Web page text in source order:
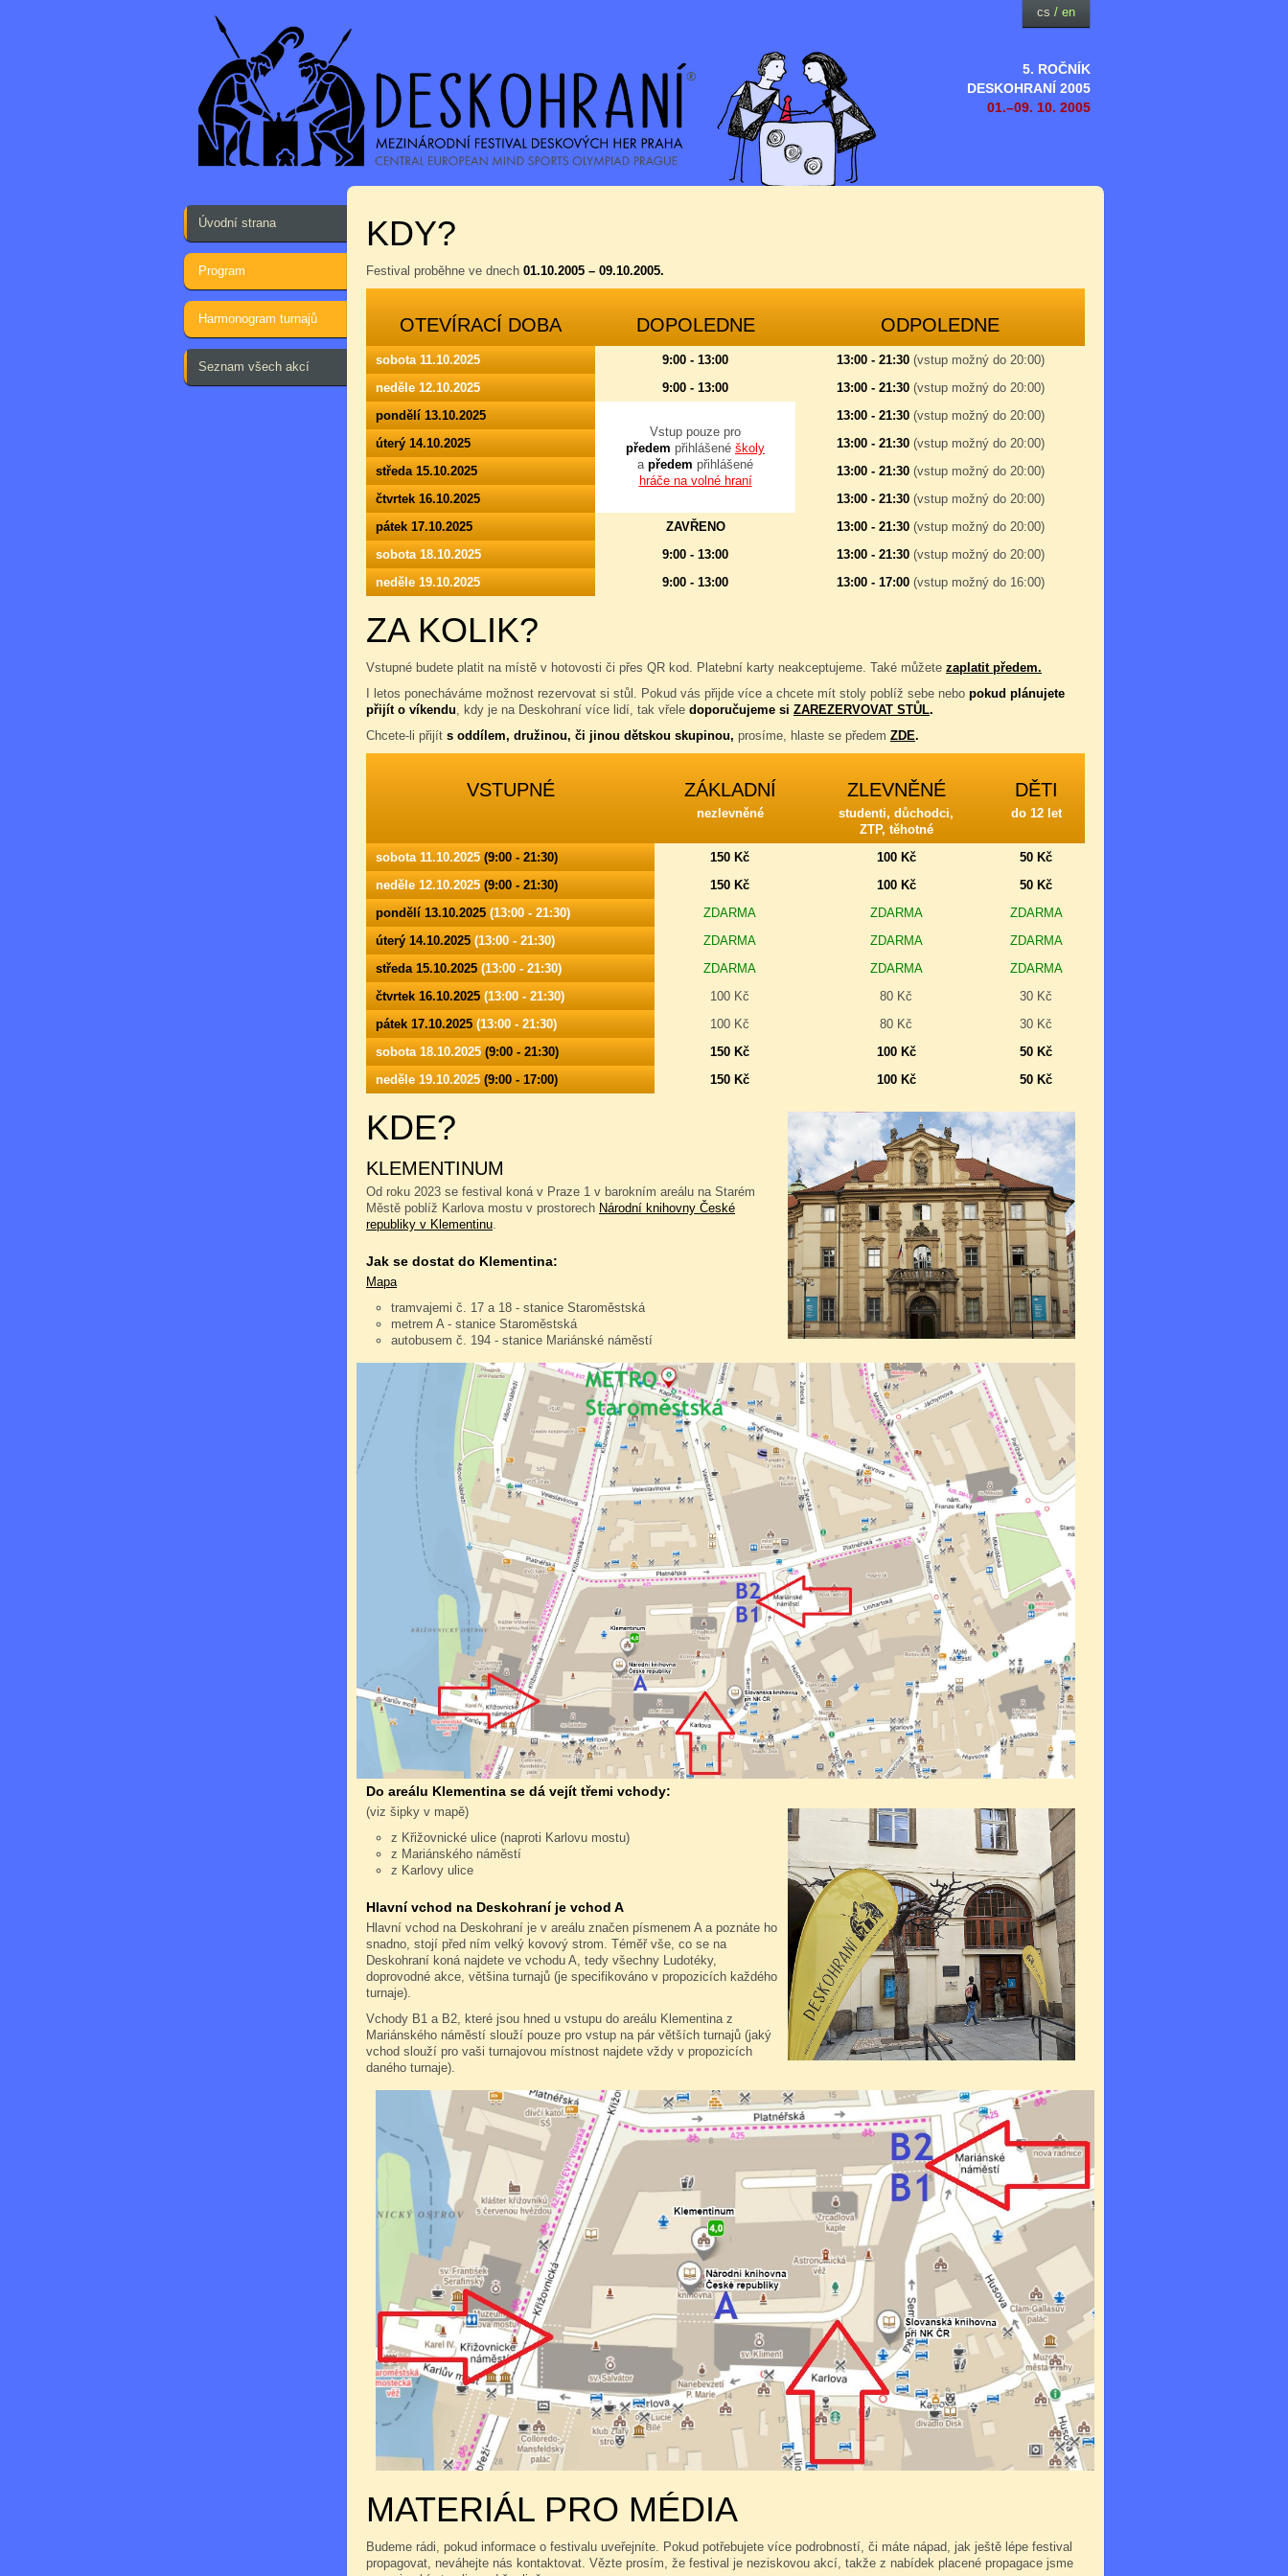
5. ROČNÍK
DESKOHRANÍ 2005
01.–09. 10. 2005
cs / en
Úvodní strana
Program
Harmonogram turnajů
Seznam všech akcí
KDY?
Festival proběhne ve dnech 01.10.2005 – 09.10.2005.
OTEVÍRACÍ DOBA DOPOLEDNE ODPOLEDNE
sobota 11.10.2025 9:00 - 13:00 13:00 - 21:30 (vstup možný do 20:00)
neděle 12.10.2025
9:00 - 13:00 13:00 - 21:30 (vstup možný do 20:00)
pondělí 13.10.2025
Vstup pouze pro
předem přihlášené školy
a předem přihlášené
hráče na volné hraní
13:00 - 21:30 (vstup možný do 20:00)
úterý 14.10.2025
13:00 - 21:30 (vstup možný do 20:00)
středa 15.10.2025
13:00 - 21:30 (vstup možný do 20:00)
čtvrtek 16.10.2025
13:00 - 21:30 (vstup možný do 20:00)
pátek 17.10.2025
ZAVŘENO 13:00 - 21:30 (vstup možný do 20:00)
sobota 18.10.2025
9:00 - 13:00 13:00 - 21:30 (vstup možný do 20:00)
neděle 19.10.2025
9:00 - 13:00 13:00 - 17:00 (vstup možný do 16:00)
ZA KOLIK?
Vstupné budete platit na místě v hotovosti či přes QR kod. Platební karty neakceptujeme. Také můžete zaplatit předem.
I letos ponecháváme možnost rezervovat si stůl. Pokud vás přijde více a chcete mít stoly poblíž sebe nebo pokud plánujete
přijít o víkendu, kdy je na Deskohraní více lidí, tak vřele doporučujeme si ZAREZERVOVAT STŮL.
Chcete-li přijít s oddílem, družinou, či jinou dětskou skupinou, prosíme, hlaste se předem ZDE.
VSTUPNÉ ZÁKLADNÍ
nezlevněné
ZLEVNĚNÉ
studenti, důchodci,
ZTP, těhotné
DĚTI
do 12 let
sobota 11.10.2025 (9:00 - 21:30) 150 Kč 100 Kč
50 Kč
neděle 12.10.2025 (9:00 - 21:30) 150 Kč 100 Kč
50 Kč
pondělí 13.10.2025 (13:00 - 21:30) ZDARMA ZDARMA
ZDARMA
úterý 14.10.2025 (13:00 - 21:30) ZDARMA ZDARMA
ZDARMA
středa 15.10.2025 (13:00 - 21:30) ZDARMA ZDARMA
ZDARMA
čtvrtek 16.10.2025 (13:00 - 21:30) 100 Kč 80 Kč
30 Kč
pátek 17.10.2025 (13:00 - 21:30) 100 Kč 80 Kč
30 Kč
sobota 18.10.2025 (9:00 - 21:30) 150 Kč 100 Kč
50 Kč
neděle 19.10.2025 (9:00 - 17:00) 150 Kč 100 Kč 50 Kč
KDE?
KLEMENTINUM
Od roku 2023 se festival koná v Praze 1 v barokním areálu na Starém
Městě poblíž Karlova mostu v prostorech Národní knihovny České
republiky v Klementinu.
Jak se dostat do Klementina:
Mapa
tramvajemi č. 17 a 18 - stanice Staroměstská
metrem A - stanice Staroměstská
autobusem č. 194 - stanice Mariánské náměstí
Do areálu Klementina se dá vejít třemi vchody:
(viz šipky v mapě)
z Křižovnické ulice (naproti Karlovu mostu)
z Mariánského náměstí
z Karlovy ulice
Hlavní vchod na Deskohraní je vchod A
Hlavní vchod na Deskohraní je v areálu značen písmenem A a poznáte ho
snadno, stojí před ním velký kovový strom. Téměř vše, co se na
Deskohraní koná najdete ve vchodu A, tedy všechny Ludotéky,
doprovodné akce, většina turnajů (je specifikováno v propozicích každého
turnaje).
Vchody B1 a B2, které jsou hned u vstupu do areálu Klementina z
Mariánského náměstí slouží pouze pro vstup na pár větších turnajů (jaký
vchod slouží pro vaši turnajovou místnost najdete vždy v propozicích
daného turnaje).
MATERIÁL PRO MÉDIA
Budeme rádi, pokud informace o festivalu uveřejníte. Pokud potřebujete více podrobností, či máte nápad, jak ještě lépe festival
propagovat, neváhejte nás kontaktovat. Vězte prosím, že festival je neziskovou akcí, takže z nabídek placené propagace jsme